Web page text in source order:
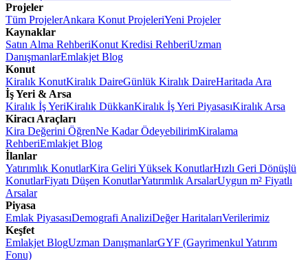
Projeler
Tüm ProjelerAnkara Konut ProjeleriYeni Projeler
Kaynaklar
Satın Alma RehberiKonut Kredisi RehberiUzman
DanışmanlarEmlakjet Blog
Konut
Kiralık KonutKiralık DaireGünlük Kiralık DaireHaritada Ara
İş Yeri & Arsa
Kiralık İş YeriKiralık DükkanKiralık İş Yeri PiyasasıKiralık Arsa
Kiracı Araçları
Kira Değerini ÖğrenNe Kadar ÖdeyebilirimKiralama
RehberiEmlakjet Blog
İlanlar
Yatırımlık KonutlarKira Geliri Yüksek KonutlarHızlı Geri Dönüşlü
KonutlarFiyatı Düşen KonutlarYatırımlık ArsalarUygun m² Fiyatlı
Arsalar
Piyasa
Emlak PiyasasıDemografi AnaliziDeğer HaritalarıVerilerimiz
Keşfet
Emlakjet BlogUzman DanışmanlarGYF (Gayrimenkul Yatırım
Fonu)